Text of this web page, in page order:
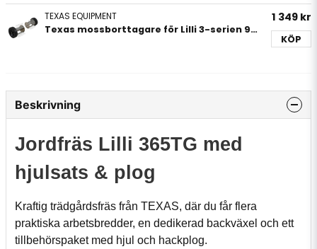
TEXAS EQUIPMENT
Texas mossborttagare för Lilli 3-serien 91033600100
1 349 kr
KÖP
Beskrivning
Jordfräs Lilli 365TG med
hjulsats & plog
Kraftig trädgårdsfräs från TEXAS, där du får flera
praktiska arbetsbredder, en dedikerad backväxel och ett
tillbehörspaket med hjul och hackplog.